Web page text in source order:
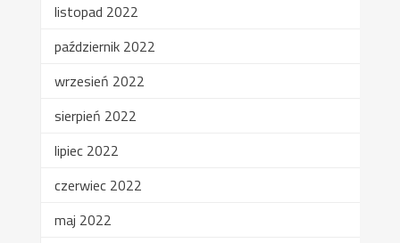
listopad 2022
październik 2022
wrzesień 2022
sierpień 2022
lipiec 2022
czerwiec 2022
maj 2022